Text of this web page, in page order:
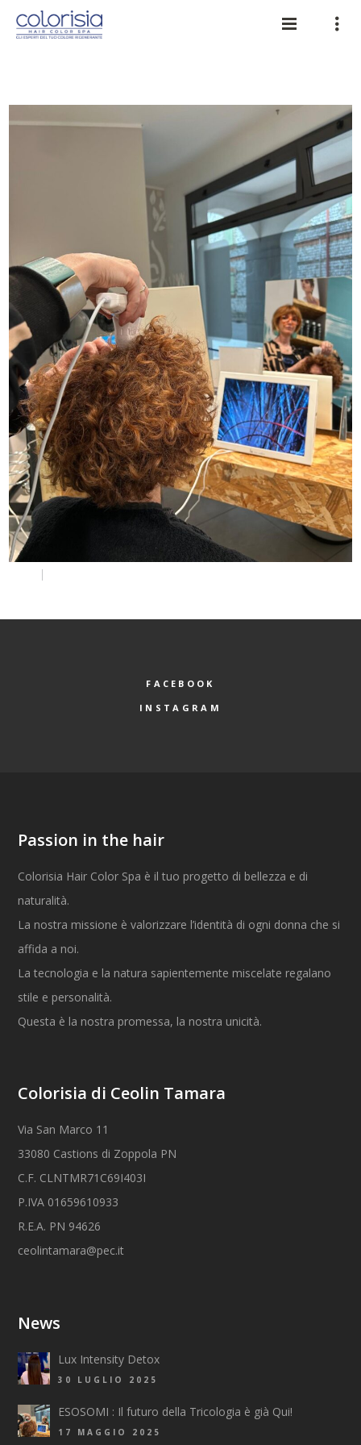
FACEBOOK
INSTAGRAM
Passion in the hair
Colorisia Hair Color Spa è il tuo progetto di bellezza e di
naturalità.
La nostra missione è valorizzare l’identità di ogni donna che si
affida a noi.
La tecnologia e la natura sapientemente miscelate regalano
stile e personalità.
Questa è la nostra promessa, la nostra unicità.
Colorisia di Ceolin Tamara
Via San Marco 11
33080 Castions di Zoppola PN
C.F. CLNTMR71C69I403I
P.IVA 01659610933
R.E.A. PN 94626
ceolintamara@pec.it
News
Lux Intensity Detox
30 LUGLIO 2025
ESOSOMI : Il futuro della Tricologia è già Qui!
17 MAGGIO 2025